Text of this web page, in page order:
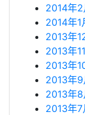
2014年2
2014年1
2013年
2013年
2013年
2013年9
2013年8
2013年7